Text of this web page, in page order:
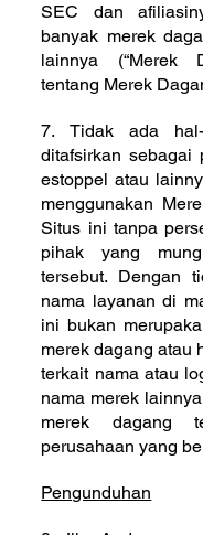
SEC dan
banyak merek
lainnya (“Merek
tentang Merek
7. Tidak ada
ditafsirkan sebagai
estoppel atau
menggunakan
Situs ini tanpa
pihak yang
tersebut. Dengan
nama layanan di
ini bukan
merek dagang atau
terkait nama atau
nama merek
merek dagang
perusahaan yang
Pengunduhan